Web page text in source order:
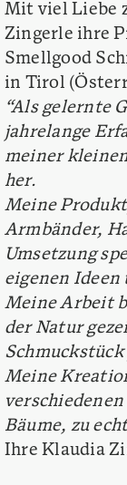
Mit viel Liebe
Zingerle ihre
Smellgood
in Tirol
“Als gelernte
jahrelange
meiner
her.
Meine
Armbänder,
Umsetzung
eigenen
Meine Arbeit
der Natur
Schmuckstück
Meine
Bäume, zu
Ihre Klaudia